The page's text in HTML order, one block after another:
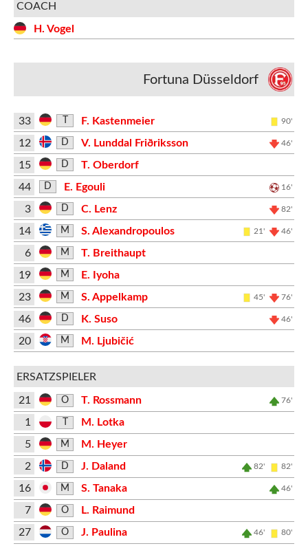
COACH
H. Vogel
Fortuna Düsseldorf
33 F. Kastenmeier 90'
12 D V. Lunddal Friðriksson 46'
15 D
T. Oberdorf
44
D E. Egouli 16'
3 D C. Lenz 82'
14 M S. Alexandropoulos 21' 46'
6 M
T. Breithaupt
19
M
E. Iyoha
23
M S. Appelkamp 45' 76'
46 D K. Suso 46'
20 M M. Ljubičić
ERSATZSPIELER
21 O T. Rossmann 76'
1
M. Lotka
5
M
M. Heyer
2
D J. Daland 82' 82'
16 M S. Tanaka 46'
7 O
L. Raimund
27
O J. Paulina 46' 80'